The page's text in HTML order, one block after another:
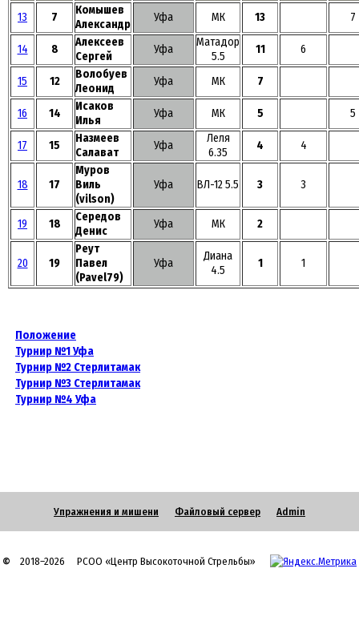
13 7
Комышев
Александр
Уфа МК 13 7
14 8
Алексеев
Сергей
Уфа
Матадор
5.5
11 6
15 12
Волобуев
Леонид
Уфа МК 7
16 14
Исаков
Илья
Уфа МК 5 5
17 15
Назмеев
Салават
Уфа
Леля
6.35
4 4
18 17
Муров
Виль
(vilson)
Уфа ВЛ-12 5.5 3 3
19 18
Середов
Денис
Уфа МК 2
20 19
Реут
Павел
(Pavel79)
Уфа
Диана
4.5
1 1
Положение
Турнир №1 Уфа
Турнир №2 Стерлитамак
Турнир №3 Стерлитамак
Турнир №4 Уфа
Упражнения и мишени Файловый сервер Admin
© 2018–2026 РСОО «Центр Высокоточной Стрельбы»